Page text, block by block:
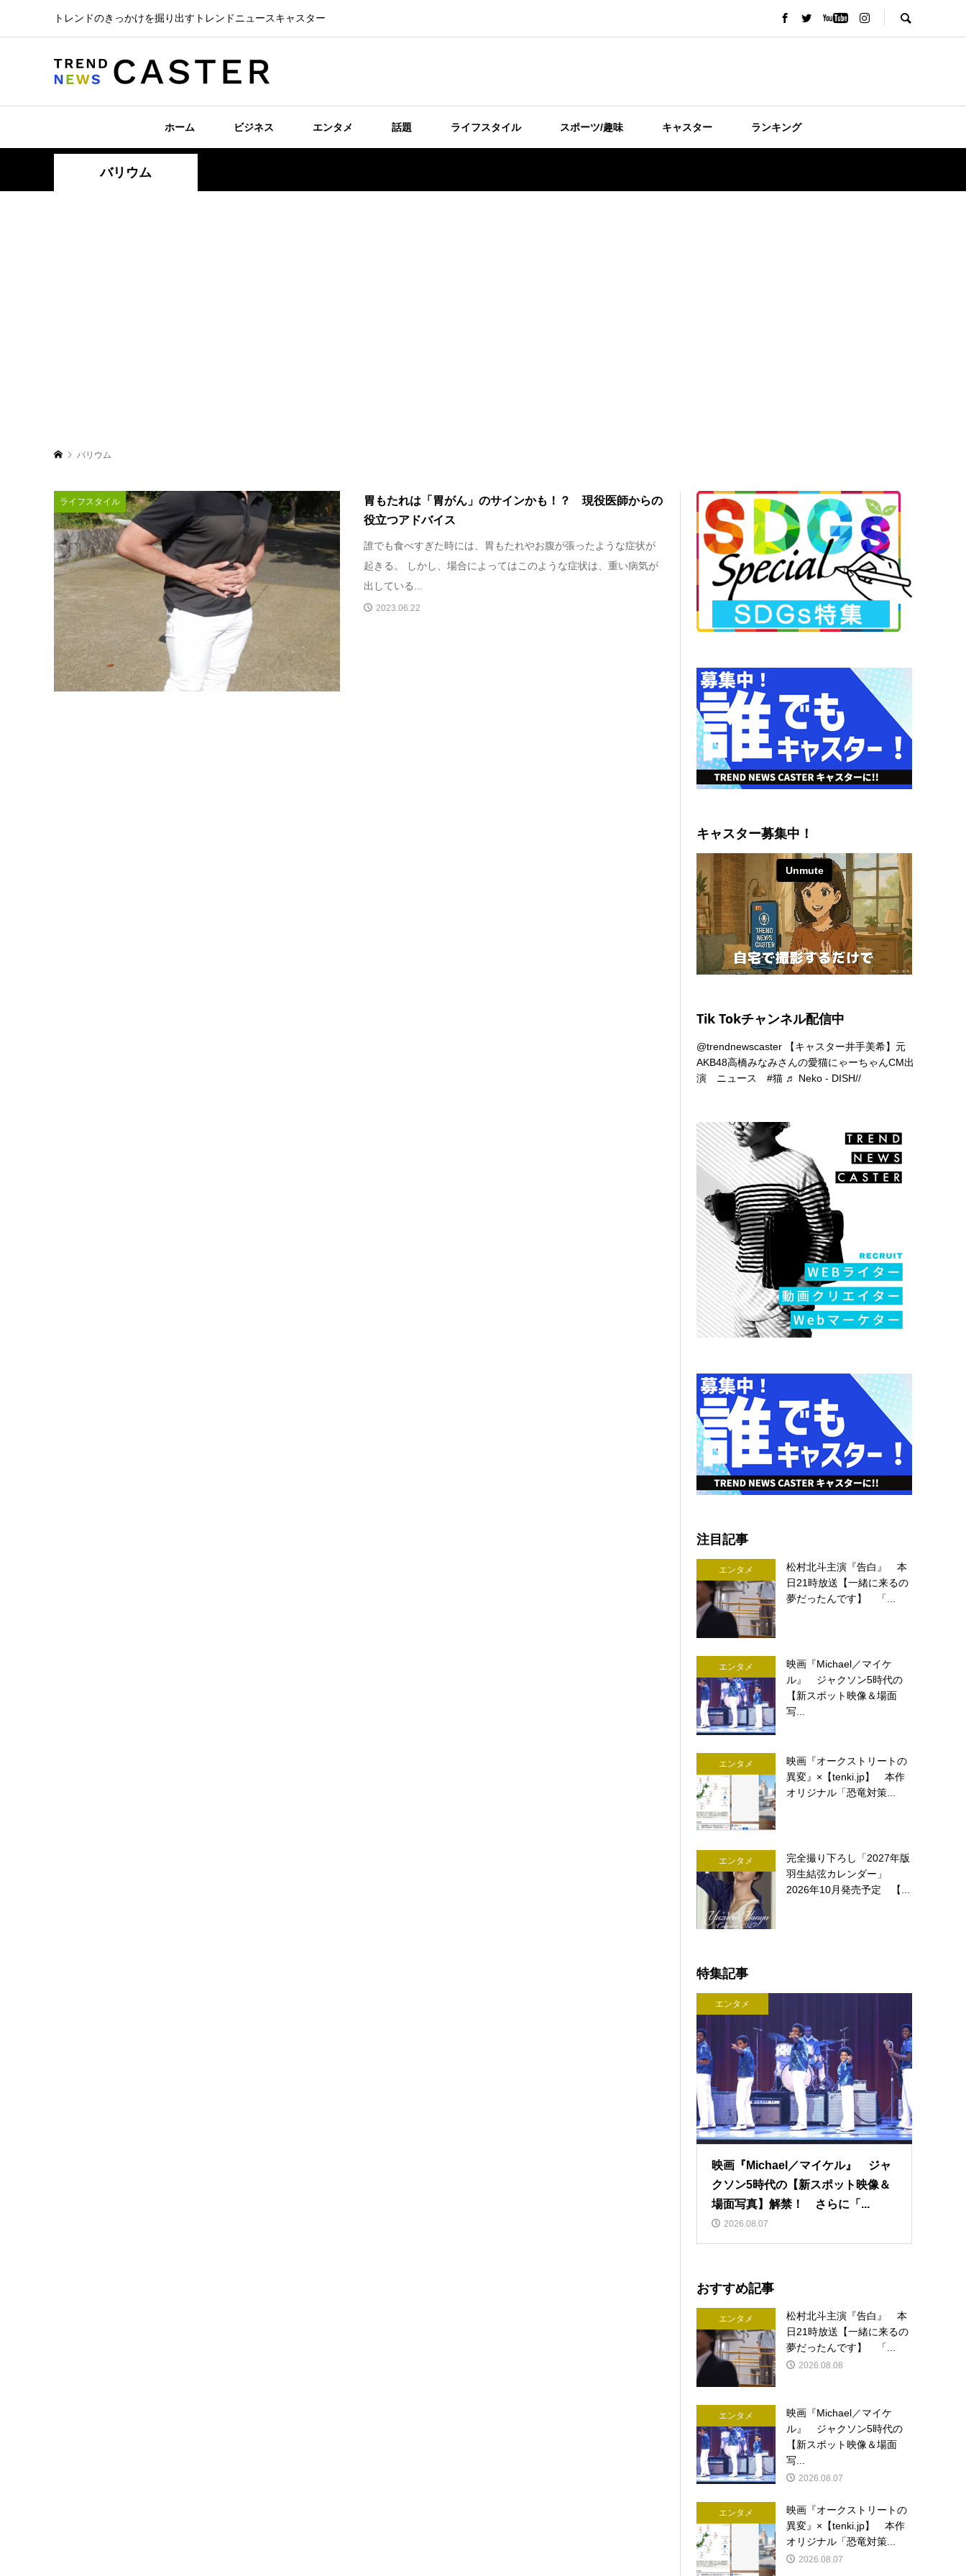
トレンドのきっかけを掘り出すトレンドニュースキャスター
ホーム ビジネス エンタメ 話題 ライフスタイル スポーツ/趣味 キャスター ランキング
バリウム
バリウム
ライフスタイル
胃もたれは「胃がん」のサインかも！？ 現役医師からの
役立つアドバイス
誰でも食べすぎた時には、胃もたれやお腹が張ったような症状が
起きる。 しかし、場合によってはこのような症状は、重い病気が
出している...
2023.06.22
キャスター募集中！
Tik Tokチャンネル配信中
@trendnewscaster 【キャスター井手美希】元
AKB48高橋みなみさんの愛猫にゃーちゃんCM出
演 ニュース#猫 ♬ Neko - DISH//
注目記事
エンタメ
松村北斗主演『告白』 本
日21時放送【一緒に来るの
夢だったんです】 「...
エンタメ
映画『Michael／マイケ
ル』 ジャクソン5時代の
【新スポット映像＆場面
写...
エンタメ
映画『オークストリートの
異変』×【tenki.jp】 本作
オリジナル「恐竜対策...
エンタメ
完全撮り下ろし「2027年版
羽生結弦カレンダー」
2026年10月発売予定 【...
特集記事
エンタメ
映画『Michael／マイケル』 ジャ
クソン5時代の【新スポット映像＆
場面写真】解禁！ さらに「...
2026.08.07
おすすめ記事
エンタメ
松村北斗主演『告白』 本
日21時放送【一緒に来るの
夢だったんです】 「...
2026.08.08
エンタメ
映画『Michael／マイケ
ル』 ジャクソン5時代の
【新スポット映像＆場面
写...
2026.08.07
エンタメ
映画『オークストリートの
異変』×【tenki.jp】 本作
オリジナル「恐竜対策...
2026.08.07